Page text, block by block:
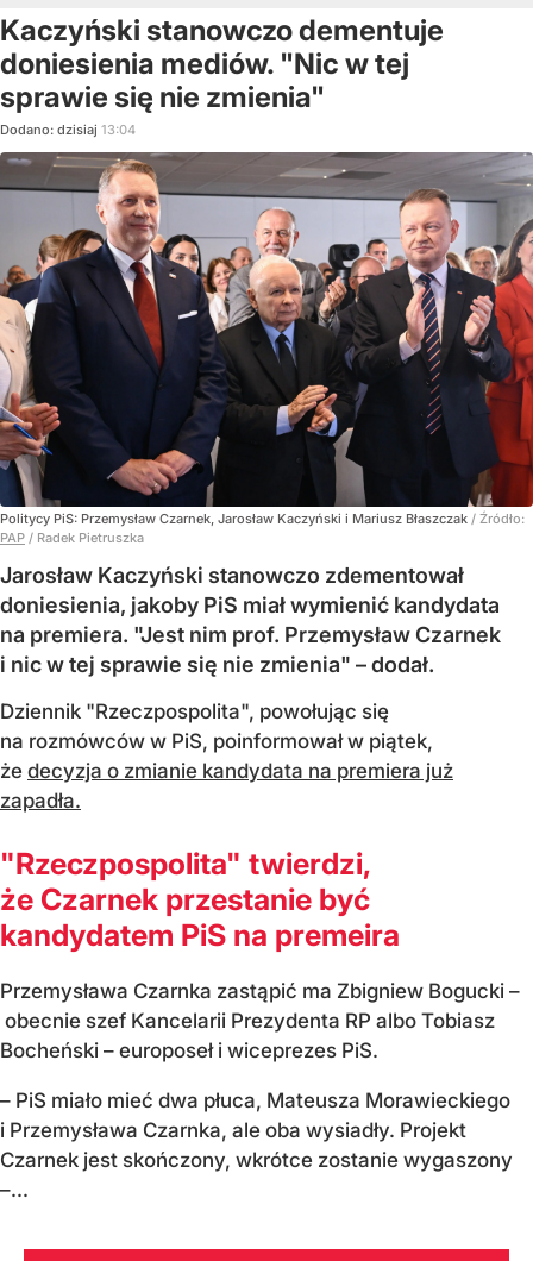
Kaczyński stanowczo dementuje
doniesienia mediów. "Nic w tej
sprawie się nie zmienia"
Dodano: dzisiaj 13:04
Politycy PiS: Przemysław Czarnek, Jarosław Kaczyński i Mariusz Błaszczak / Źródło:
PAP / Radek Pietruszka
Jarosław Kaczyński stanowczo zdementował
doniesienia, jakoby PiS miał wymienić kandydata
na premiera. "Jest nim prof. Przemysław Czarnek
i nic w tej sprawie się nie zmienia" – dodał.
Dziennik "Rzeczpospolita", powołując się
na rozmówców w PiS, poinformował w piątek,
że decyzja o zmianie kandydata na premiera już
zapadła.
"Rzeczpospolita" twierdzi,
że Czarnek przestanie być
kandydatem PiS na premeira
Przemysława Czarnka zastąpić ma Zbigniew Bogucki –
obecnie szef Kancelarii Prezydenta RP albo Tobiasz
Bocheński – europoseł i wiceprezes PiS.
– PiS miało mieć dwa płuca, Mateusza Morawieckiego
i Przemysława Czarnka, ale oba wysiadły. Projekt
Czarnek jest skończony, wkrótce zostanie wygaszony
–...